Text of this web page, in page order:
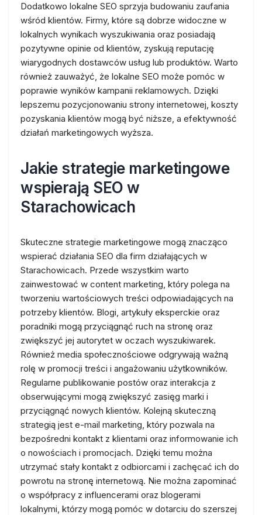
Dodatkowo lokalne SEO sprzyja budowaniu zaufania
wśród klientów. Firmy, które są dobrze widoczne w
lokalnych wynikach wyszukiwania oraz posiadają
pozytywne opinie od klientów, zyskują reputację
wiarygodnych dostawców usług lub produktów. Warto
również zauważyć, że lokalne SEO może pomóc w
poprawie wyników kampanii reklamowych. Dzięki
lepszemu pozycjonowaniu strony internetowej, koszty
pozyskania klientów mogą być niższe, a efektywność
działań marketingowych wyższa.
Jakie strategie marketingowe
wspierają SEO w
Starachowicach
Skuteczne strategie marketingowe mogą znacząco
wspierać działania SEO dla firm działających w
Starachowicach. Przede wszystkim warto
zainwestować w content marketing, który polega na
tworzeniu wartościowych treści odpowiadających na
potrzeby klientów. Blogi, artykuły eksperckie oraz
poradniki mogą przyciągnąć ruch na stronę oraz
zwiększyć jej autorytet w oczach wyszukiwarek.
Również media społecznościowe odgrywają ważną
rolę w promocji treści i angażowaniu użytkowników.
Regularne publikowanie postów oraz interakcja z
obserwującymi mogą zwiększyć zasięg marki i
przyciągnąć nowych klientów. Kolejną skuteczną
strategią jest e-mail marketing, który pozwala na
bezpośredni kontakt z klientami oraz informowanie ich
o nowościach i promocjach. Dzięki temu można
utrzymać stały kontakt z odbiorcami i zachęcać ich do
powrotu na stronę internetową. Nie można zapominać
o współpracy z influencerami oraz blogerami
lokalnymi, którzy mogą pomóc w dotarciu do szerszej